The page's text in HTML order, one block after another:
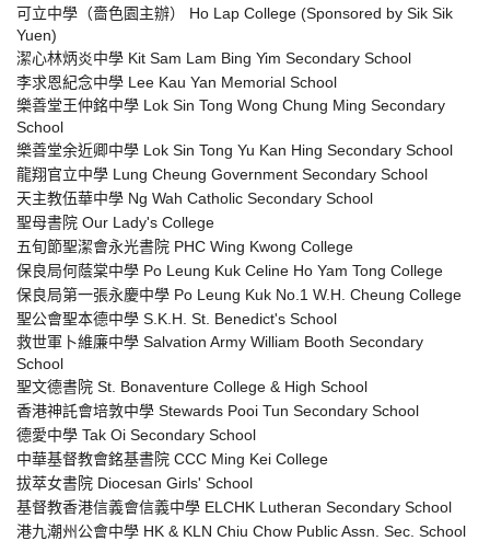
可立中學（嗇色園主辦） Ho Lap College (Sponsored by Sik Sik
Yuen)
潔心林炳炎中學 Kit Sam Lam Bing Yim Secondary School
李求恩紀念中學 Lee Kau Yan Memorial School
樂善堂王仲銘中學 Lok Sin Tong Wong Chung Ming Secondary
School
樂善堂余近卿中學 Lok Sin Tong Yu Kan Hing Secondary School
龍翔官立中學 Lung Cheung Government Secondary School
天主教伍華中學 Ng Wah Catholic Secondary School
聖母書院 Our Lady's College
五旬節聖潔會永光書院 PHC Wing Kwong College
保良局何蔭棠中學 Po Leung Kuk Celine Ho Yam Tong College
保良局第一張永慶中學 Po Leung Kuk No.1 W.H. Cheung College
聖公會聖本德中學 S.K.H. St. Benedict's School
救世軍卜維廉中學 Salvation Army William Booth Secondary
School
聖文德書院 St. Bonaventure College & High School
香港神託會培敦中學 Stewards Pooi Tun Secondary School
德愛中學 Tak Oi Secondary School
中華基督教會銘基書院 CCC Ming Kei College
拔萃女書院 Diocesan Girls' School
基督教香港信義會信義中學 ELCHK Lutheran Secondary School
港九潮州公會中學 HK & KLN Chiu Chow Public Assn. Sec. School